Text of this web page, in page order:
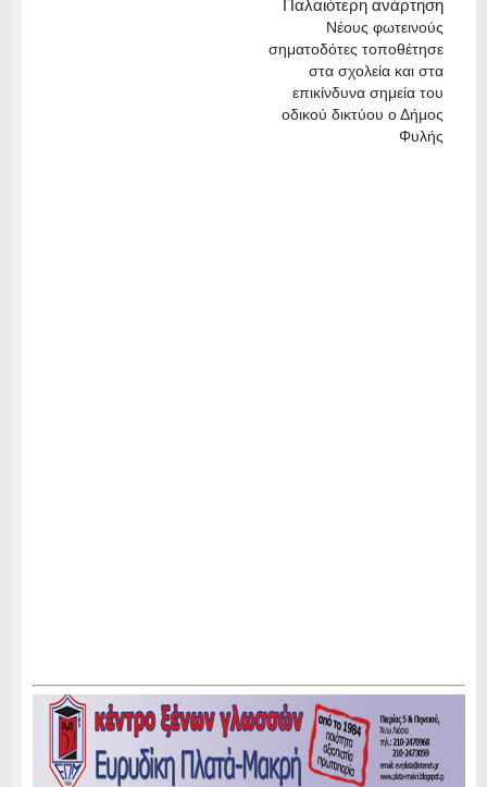
Παλαιότερη ανάρτηση
Νέους φωτεινούς
σηματοδότες τοποθέτησε
στα σχολεία και στα
επικίνδυνα σημεία του
οδικού δικτύου ο Δήμος
Φυλής